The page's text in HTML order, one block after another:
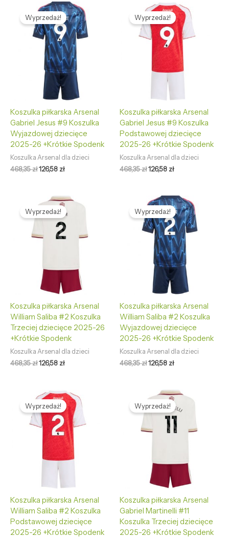
Wyprzedaż!
Koszulka piłkarska Arsenal
Gabriel Jesus #9 Koszulka
Wyjazdowej dziecięce
2025-26 +Krótkie Spodenk
Koszulka Arsenal dla dzieci
468,35zł
Pierwotna
cena
wynosiła:
468,35 zł.
126,58 zł
Aktualna
cena
wynosi:
126,58 zł.
Wyprzedaż!
Koszulka piłkarska Arsenal
Gabriel Jesus #9 Koszulka
Podstawowej dziecięce
2025-26 +Krótkie Spodenk
Koszulka Arsenal dla dzieci
468,35zł
Pierwotna
cena
wynosiła:
468,35 zł.
126,58 zł
Aktualna
cena
wynosi:
126,58 zł.
Wyprzedaż!
Koszulka piłkarska Arsenal
William Saliba #2 Koszulka
Trzeciej dziecięce 2025-26
+Krótkie Spodenk
Koszulka Arsenal dla dzieci
468,35zł
Pierwotna
cena
wynosiła:
468,35 zł.
126,58 zł
Aktualna
cena
wynosi:
126,58 zł.
Wyprzedaż!
Koszulka piłkarska Arsenal
William Saliba #2 Koszulka
Wyjazdowej dziecięce
2025-26 +Krótkie Spodenk
Koszulka Arsenal dla dzieci
468,35zł
Pierwotna
cena
wynosiła:
468,35 zł.
126,58 zł
Aktualna
cena
wynosi:
126,58 zł.
Wyprzedaż!
Koszulka piłkarska Arsenal
William Saliba #2 Koszulka
Podstawowej dziecięce
2025-26 +Krótkie Spodenk
Pierwotna
cena
wynosiła:
468,35 zł.
Aktualna
cena
wynosi:
126,58 zł.
Wyprzedaż!
Koszulka piłkarska Arsenal
Gabriel Martinelli #11
Koszulka Trzeciej dziecięce
2025-26 +Krótkie Spodenk
Pierwotna
cena
wynosiła:
468,35 zł.
Aktualna
cena
wynosi:
126,58 zł.